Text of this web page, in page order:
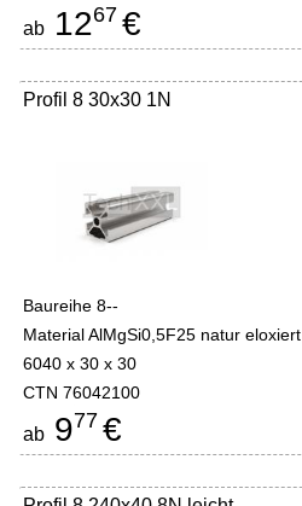
ab 1267 €
Profil 8 30x30 1N
Baureihe 8--
Material AlMgSi0,5F25 natur eloxiert
6040 x 30 x 30
CTN 76042100
ab 977 €